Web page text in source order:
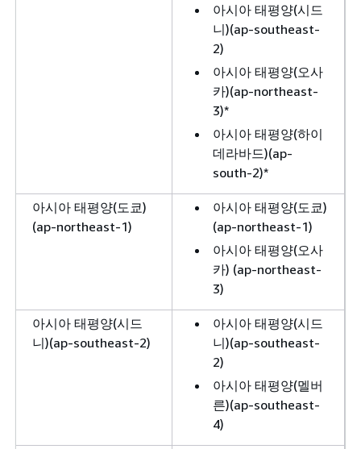
아시아 태평양(시드
니)(ap-southeast-
2)
아시아 태평양(오사
카)(ap-northeast-
3)*
아시아 태평양(하이
데라바드)(ap-
south-2)*
아시아 태평양(도쿄)
(ap-northeast-1)
아시아 태평양(도쿄)
(ap-northeast-1)
아시아 태평양(오사
카) (ap-northeast-
3)
아시아 태평양(시드
니)(ap-southeast-2)
아시아 태평양(시드
니)(ap-southeast-
2)
아시아 태평양(멜버
른)(ap-southeast-
4)